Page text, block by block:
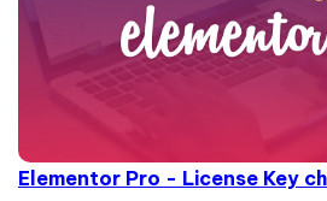
Elementor Pro - License Key